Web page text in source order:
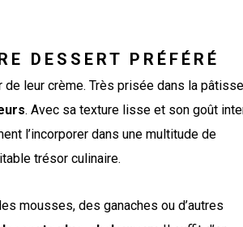
DESSERT PRÉFÉRÉ
leur crème. Très prisée dans la
. Avec sa texture lisse et son goût
l’incorporer dans une multitude de
trésor culinaire.
mousses, des ganaches ou d’autres